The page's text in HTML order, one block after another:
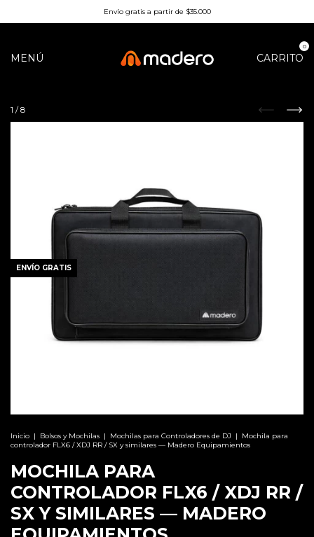
Envío gratis a partir de $35.000
MENÚ CARRITO
0
1 /8
ENVÍO GRATIS
Inicio | Bolsos y Mochilas | Mochilas para Controladores de DJ |
Mochila para
controlador FLX6 / XDJ RR / SX y similares — Madero Equipamientos
MOCHILA PARA
CONTROLADOR FLX6 / XDJ RR /
SX Y SIMILARES — MADERO